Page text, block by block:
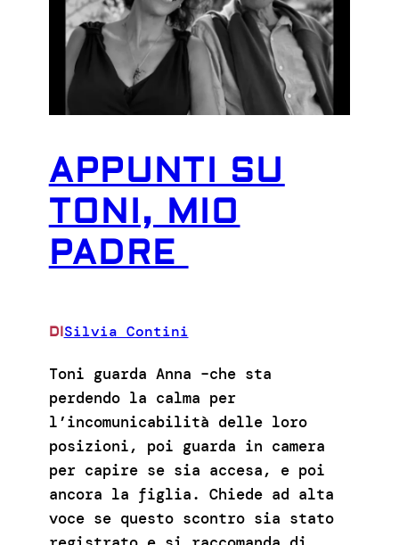
APPUNTI SU
TONI, MIO
PADRE
DISilvia Contini
Toni guarda Anna –che sta
perdendo la calma per
l’incomunicabilità delle loro
posizioni, poi guarda in camera
per capire se sia accesa, e poi
ancora la figlia. Chiede ad alta
voce se questo scontro sia stato